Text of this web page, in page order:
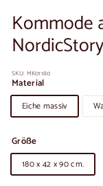
Kommode
NordicStory
SKU: MK01180
Material
Eiche massiv
Größe
180 x 42 x 90 cm.